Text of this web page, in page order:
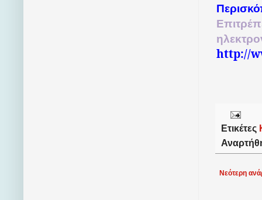
http://
Ετικέτες
Νεότερη